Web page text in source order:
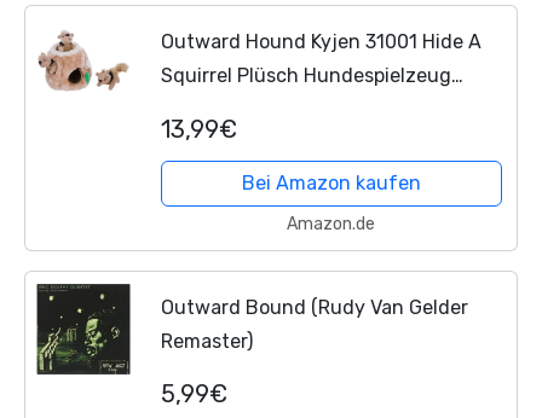
Outward Hound Kyjen 31001 Hide A
Squirrel Plüsch Hundespielzeug
Junior, Braun
13,99€
Bei Amazon kaufen
Amazon.de
Outward Bound (Rudy Van Gelder
Remaster)
5,99€